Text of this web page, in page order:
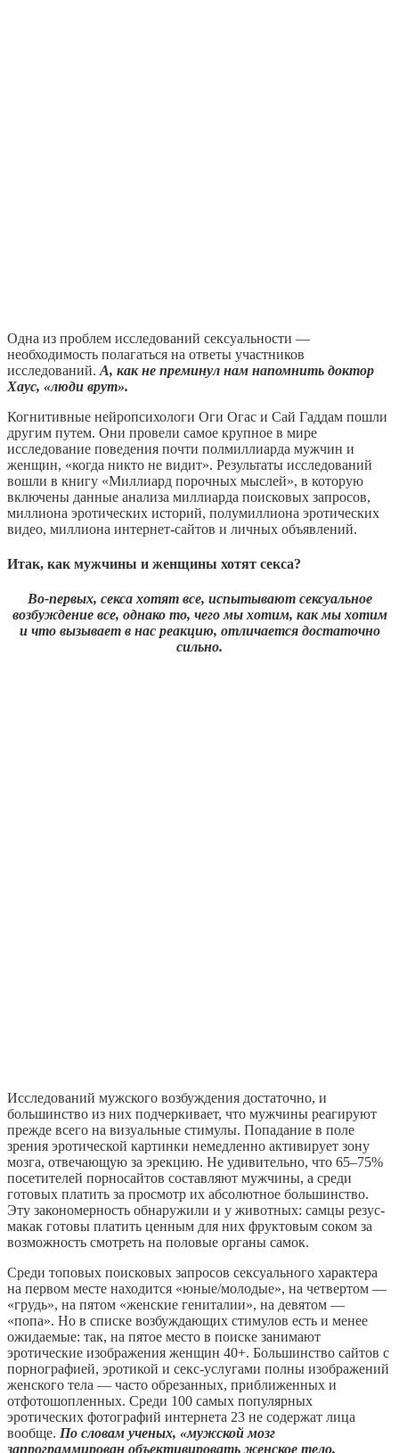
Одна из проблем исследований сексуальности —
необходимость полагаться на ответы участников
исследований. А, как не преминул нам напомнить доктор
Хаус, «люди врут».
Когнитивные нейропсихологи Оги Огас и Сай Гаддам пошли
другим путем. Они провели самое крупное в мире
исследование поведения почти полмиллиарда мужчин и
женщин, «когда никто не видит». Результаты исследований
вошли в книгу «Миллиард порочных мыслей», в которую
включены данные анализа миллиарда поисковых запросов,
миллиона эротических историй, полумиллиона эротических
видео, миллиона интернет-сайтов и личных объявлений.
Итак, как мужчины и женщины хотят секса?
Во-первых, секса хотят все, испытывают сексуальное
возбуждение все, однако то, чего мы хотим, как мы хотим
и что вызывает в нас реакцию, отличается достаточно
сильно.
Исследований мужского возбуждения достаточно, и
большинство из них подчеркивает, что мужчины реагируют
прежде всего на визуальные стимулы. Попадание в поле
зрения эротической картинки немедленно активирует зону
мозга, отвечающую за эрекцию. Не удивительно, что 65–75%
посетителей порносайтов составляют мужчины, а среди
готовых платить за просмотр их абсолютное большинство.
Эту закономерность обнаружили и у животных: самцы резус-
макак готовы платить ценным для них фруктовым соком за
возможность смотреть на половые органы самок.
Среди топовых поисковых запросов сексуального характера
на первом месте находится «юные/молодые», на четвертом —
«грудь», на пятом «женские гениталии», на девятом —
«попа». Но в списке возбуждающих стимулов есть и менее
ожидаемые: так, на пятое место в поиске занимают
эротические изображения женщин 40+. Большинство сайтов с
порнографией, эротикой и секс-услугами полны изображений
женского тела — часто обрезанных, приближенных и
отфотошопленных. Среди 100 самых популярных
эротических фотографий интернета 23 не содержат лица
вообще. По словам ученых, «мужской мозг
запрограммирован объективировать женское тело,